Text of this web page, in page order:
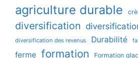
agriculture durable
diversification
diversification des revenus Durabilité
ferme formation Formation